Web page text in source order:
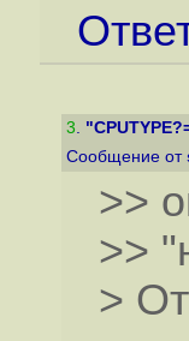
3.
Сообщение от
>>
>>
>